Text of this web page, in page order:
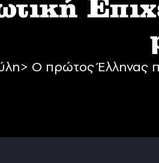
Ο πρώτος Έλληνας